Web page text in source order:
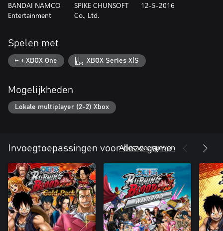
BANDAI NAMCO
Entertainment
SPIKE CHUNSOFT
Co., Ltd.
12-5-2016
Spelen met
XBOX One XBOX Series X|S
Mogelijkheden
Lokale multiplayer (2-2) Xbox
Invoegtoepassingen voor deze game
Alles weergeven